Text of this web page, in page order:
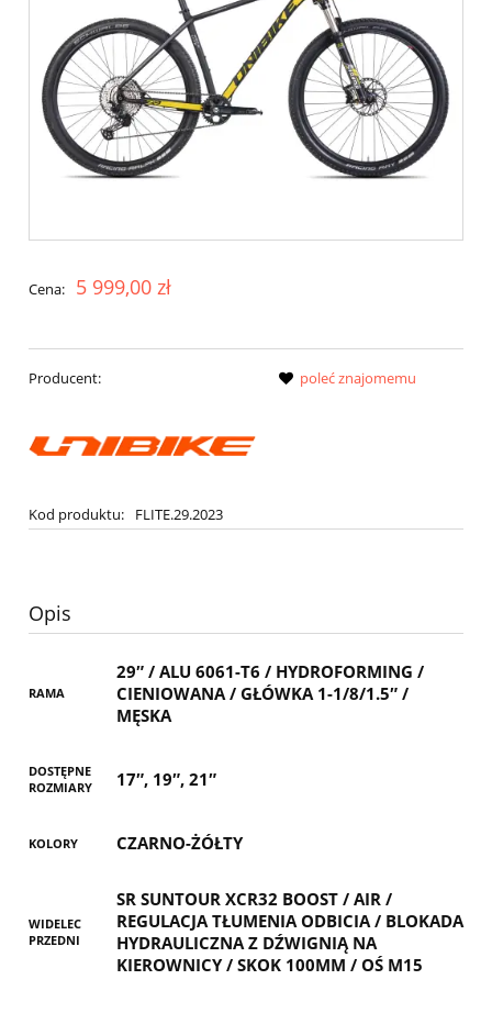
Cena: 5 999,00 zł
Producent:
Kod produktu: FLITE.29.2023
poleć znajomemu
Opis
RAMA
29″ / ALU 6061-T6 / HYDROFORMING /
CIENIOWANA / GŁÓWKA 1-1/8/1.5″ /
MĘSKA
DOSTĘPNE
ROZMIARY
17″, 19″, 21″
KOLORY CZARNO-ŻÓŁTY
WIDELEC
PRZEDNI
SR SUNTOUR XCR32 BOOST / AIR /
REGULACJA TŁUMENIA ODBICIA / BLOKADA
HYDRAULICZNA Z DŹWIGNIĄ NA
KIEROWNICY / SKOK 100MM / OŚ M15